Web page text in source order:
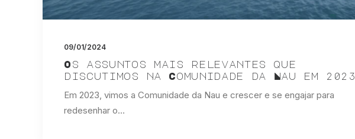
09/01/2024
Os assuntos mais relevantes que
discutimos na Comunidade da Nau em 2023
Em 2023, vimos a Comunidade da Nau e crescer e se engajar para
redesenhar o…